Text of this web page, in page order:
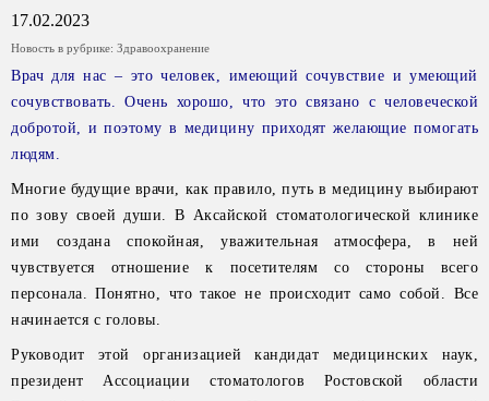
17.02.2023
Новость в рубрике: Здравоохранение
Врач для нас – это человек, имеющий сочувствие и умеющий
сочувствовать. Очень хорошо, что это связано с человеческой
добротой, и поэтому в медицину приходят желающие помогать
людям.
Многие будущие врачи, как правило, путь в медицину выбирают
по зову своей души. В Аксайской стоматологической клинике
ими создана спокойная, уважительная атмосфера, в ней
чувствуется отношение к посетителям со стороны всего
персонала. Понятно, что такое не происходит само собой. Все
начинается с головы.
Руководит этой организацией кандидат медицинских наук,
президент Ассоциации стоматологов Ростовской области